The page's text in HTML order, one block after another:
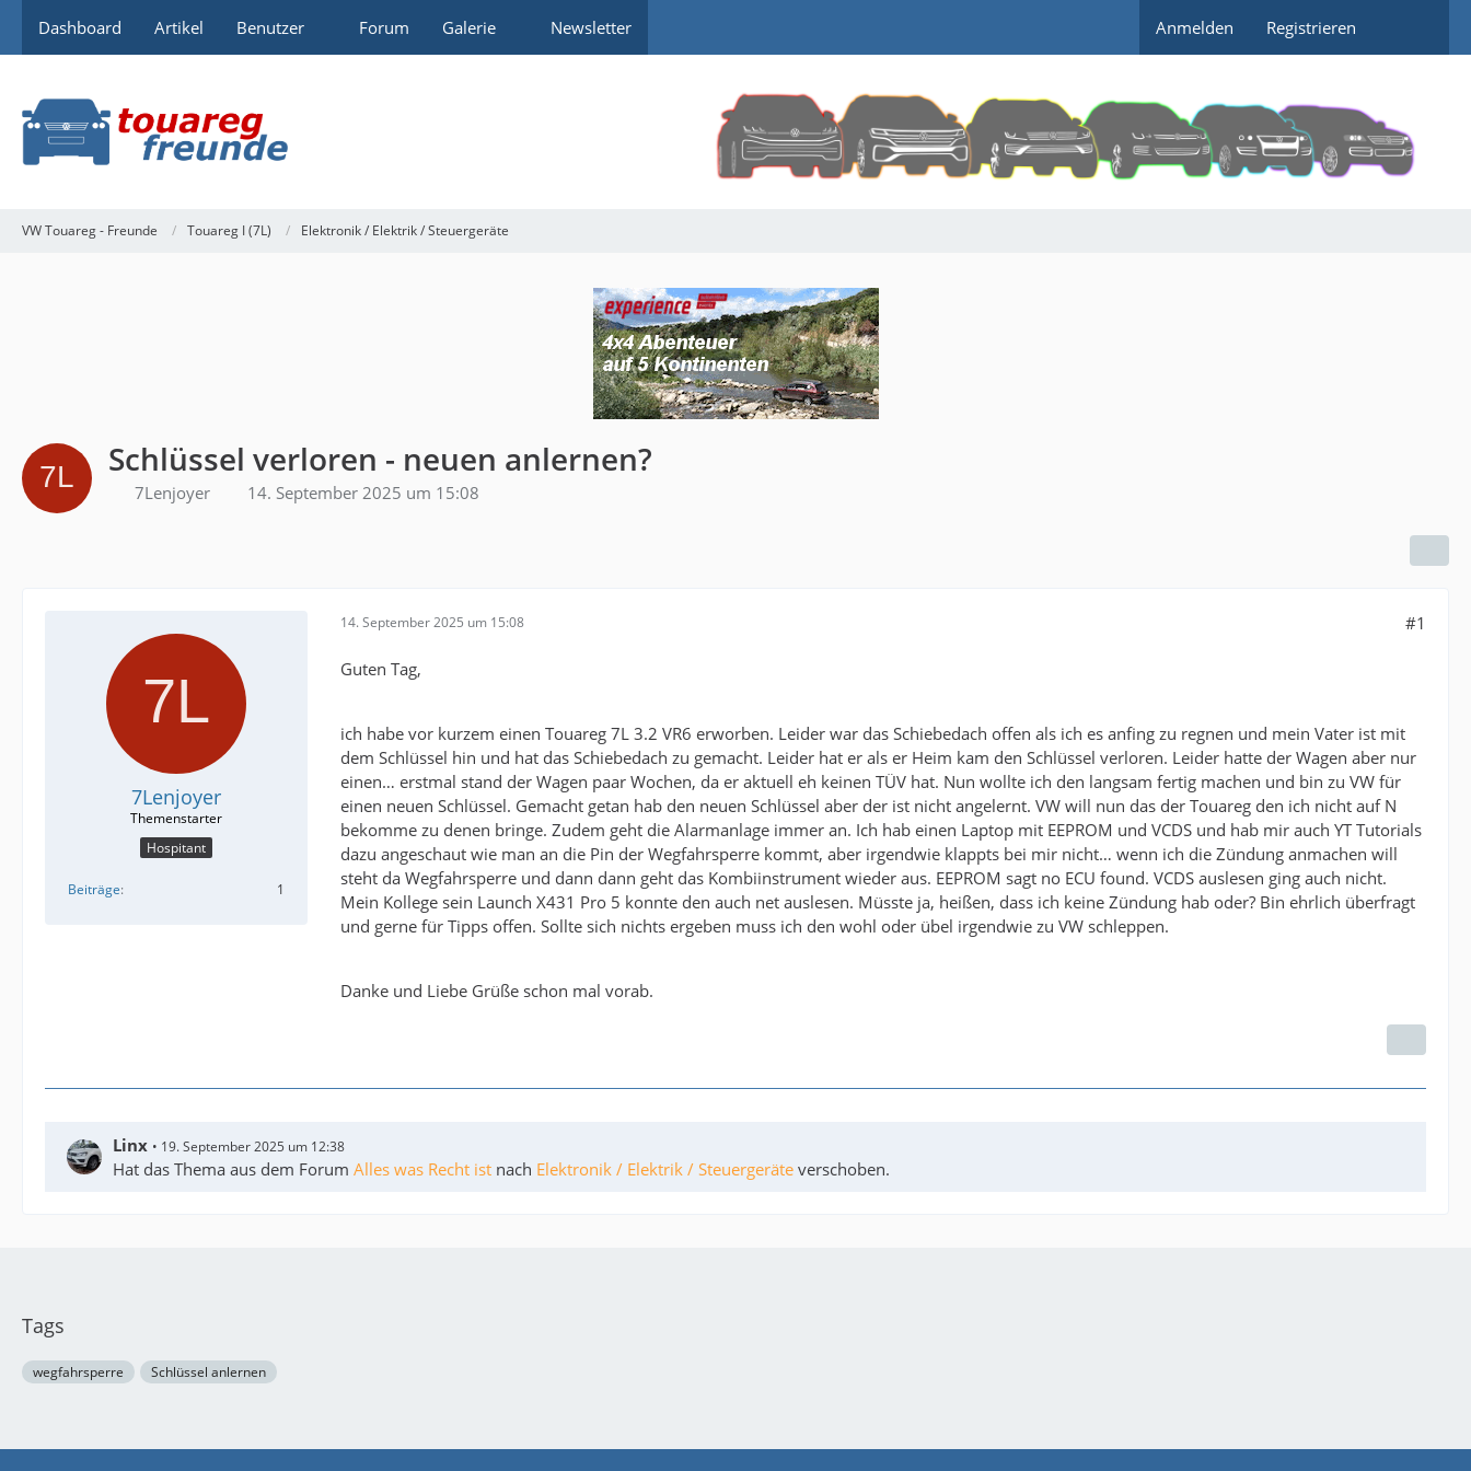
Dashboard Artikel Benutzer Forum Galerie Newsletter Anmelden Registrieren
VW Touareg - Freunde Touareg I (7L) Elektronik / Elektrik / Steuergeräte
Schlüssel verloren - neuen anlernen?
7Lenjoyer 14. September 2025 um 15:08
7Lenjoyer
Hospitant
Beiträge 1
14. September 2025 um 15:08 #1
Guten Tag,
ich habe vor kurzem einen Touareg 7L 3.2 VR6 erworben. Leider war das Schiebedach offen als ich es anfing zu regnen und mein Vater ist mit
dem Schlüssel hin und hat das Schiebedach zu gemacht. Leider hat er als er Heim kam den Schlüssel verloren. Leider hatte der Wagen aber nur
einen… erstmal stand der Wagen paar Wochen, da er aktuell eh keinen TÜV hat. Nun wollte ich den langsam fertig machen und bin zu VW für
einen neuen Schlüssel. Gemacht getan hab den neuen Schlüssel aber der ist nicht angelernt. VW will nun das der Touareg den ich nicht auf N
bekomme zu denen bringe. Zudem geht die Alarmanlage immer an. Ich hab einen Laptop mit EEPROM und VCDS und hab mir auch YT Tutorials
dazu angeschaut wie man an die Pin der Wegfahrsperre kommt, aber irgendwie klappts bei mir nicht… wenn ich die Zündung anmachen will
steht da Wegfahrsperre und dann dann geht das Kombiinstrument wieder aus. EEPROM sagt no ECU found. VCDS auslesen ging auch nicht.
Mein Kollege sein Launch X431 Pro 5 konnte den auch net auslesen. Müsste ja, heißen, dass ich keine Zündung hab oder? Bin ehrlich überfragt
und gerne für Tipps offen. Sollte sich nichts ergeben muss ich den wohl oder übel irgendwie zu VW schleppen.
Danke und Liebe Grüße schon mal vorab.
Linx 19. September 2025 um 12:38
Hat das Thema aus dem Forum Alles was Recht ist nach Elektronik / Elektrik / Steuergeräte verschoben.
Tags
wegfahrsperre Schlüssel anlernen